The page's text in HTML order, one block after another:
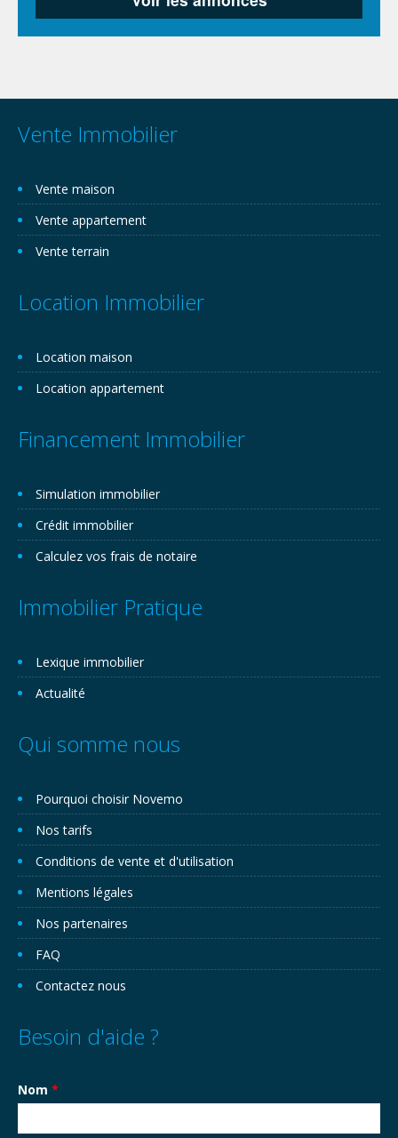
Vente Immobilier
Vente maison
Vente appartement
Vente terrain
Location Immobilier
Location maison
Location appartement
Financement Immobilier
Simulation immobilier
Crédit immobilier
Calculez vos frais de notaire
Immobilier Pratique
Lexique immobilier
Actualité
Qui somme nous
Pourquoi choisir Novemo
Nos tarifs
Conditions de vente et d'utilisation
Mentions légales
Nos partenaires
FAQ
Contactez nous
Besoin d'aide ?
Nom *